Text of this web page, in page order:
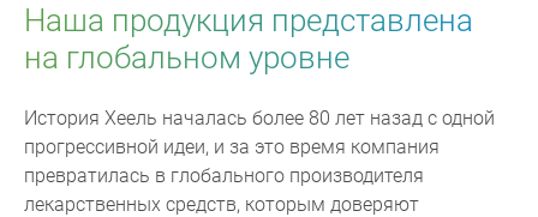
Наша продукция представлена
на глобальном уровне
История Хеель началась более 80 лет назад с одной
прогрессивной идеи, и за это время компания
превратилась в глобального производителя
лекарственных средств, которым доверяют